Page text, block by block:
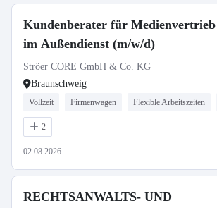
Kundenberater für Medienvertrieb
im Außendienst (m/w/d)
Ströer CORE GmbH & Co. KG
Braunschweig
Vollzeit Firmenwagen Flexible Arbeitszeiten
2
02.08.2026
RECHTSANWALTS- UND